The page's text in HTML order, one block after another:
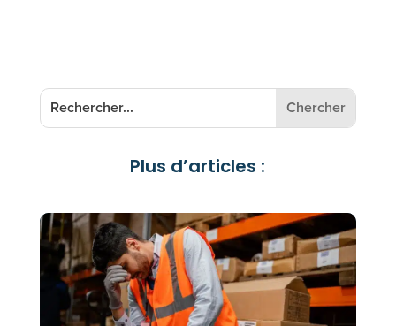
Plus d’articles :